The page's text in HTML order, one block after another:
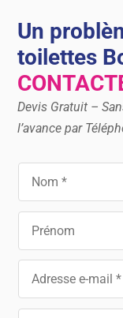
Un
toilettes
Devis Gratuit –
l’avance par